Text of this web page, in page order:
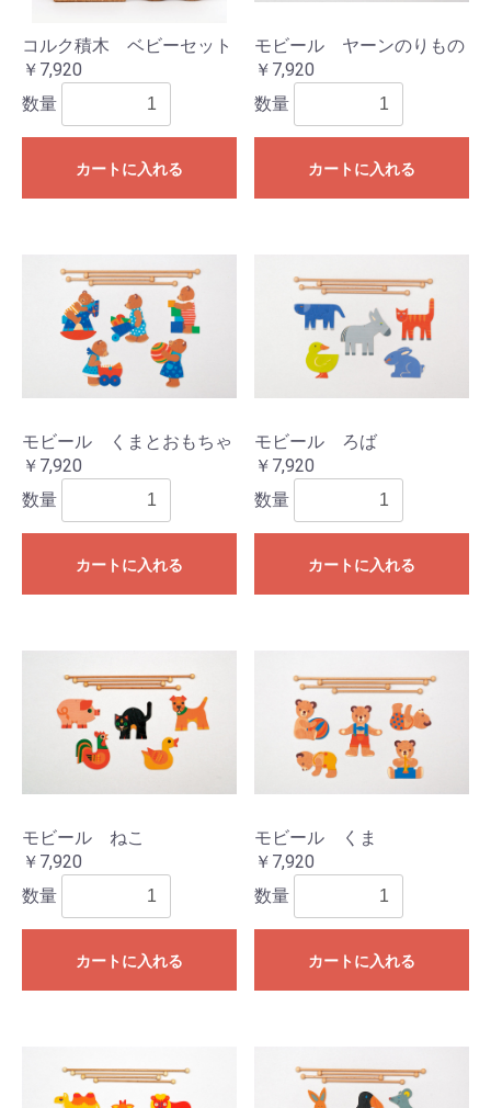
コルク積木 ベビーセット
￥7,920
数量
カートに入れる
モビール ヤーンのりもの
￥7,920
数量
カートに入れる
モビール くまとおもちゃ
￥7,920
数量
カートに入れる
モビール ろば
￥7,920
数量
カートに入れる
モビール ねこ
￥7,920
数量
カートに入れる
モビール くま
￥7,920
数量
カートに入れる